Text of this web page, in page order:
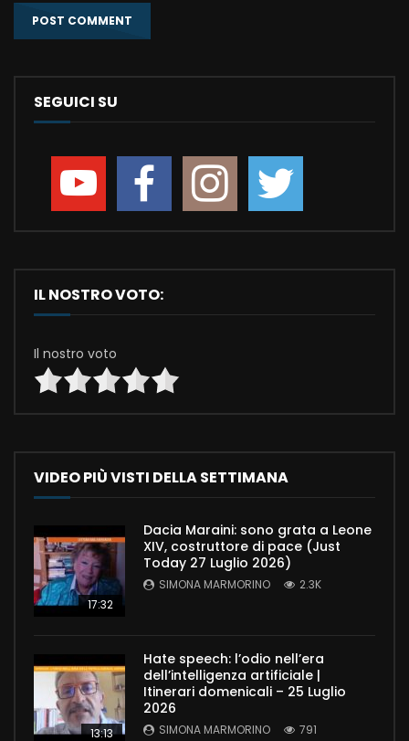
SEGUICI SU
IL NOSTRO VOTO:
Il nostro voto
VIDEO PIÙ VISTI DELLA SETTIMANA
17:32
Dacia Maraini: sono grata a Leone
XIV, costruttore di pace (Just
Today 27 Luglio 2026)
SIMONA MARMORINO 2.3K
13:13
Hate speech: l’odio nell’era
dell’intelligenza artificiale |
Itinerari domenicali – 25 Luglio
2026
SIMONA MARMORINO 791